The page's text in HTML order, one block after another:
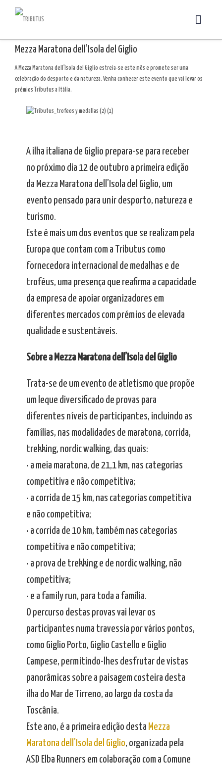
Mezza Maratona dell’Isola del Giglio
A Mezza Maratona dell’lsola del Giglio estreia-se este mês e promete ser uma
celebração do desporto e da natureza. Venha conhecer este evento que vai levar os
prémios Tributus a Itália.
A ilha italiana de Giglio prepara-se para receber
no próximo dia 12 de outubro a primeira edição
da Mezza Maratona dell’Isola del Giglio, um
evento pensado para unir desporto, natureza e
turismo.
Este é mais um dos eventos que se realizam pela
Europa que contam com a Tributus como
fornecedora internacional de medalhas e de
troféus, uma presença que reafirma a capacidade
da empresa de apoiar organizadores em
diferentes mercados com prémios de elevada
qualidade e sustentáveis.
Sobre a Mezza Maratona dell’Isola del Giglio
Trata-se de um evento de atletismo que propõe
um leque diversificado de provas para
diferentes níveis de participantes, incluindo as
famílias, nas modalidades de maratona, corrida,
trekking, nordic walking, das quais:
• a meia maratona, de 21,1 km, nas categorias
competitiva e não competitiva;
• a corrida de 15 km, nas categorias competitiva
e não competitiva;
• a corrida de 10 km, também nas categorias
competitiva e não competitiva;
• a prova de trekking e de nordic walking, não
competitiva;
• e a family run, para toda a família.
O percurso destas provas vai levar os
participantes numa travessia por vários pontos,
como Giglio Porto, Giglio Castello e Giglio
Campese, permitindo-lhes desfrutar de vistas
panorâmicas sobre a paisagem costeira desta
ilha do Mar de Tirreno, ao largo da costa da
Toscânia.
Este ano, é a primeira edição desta Mezza
Maratona dell’Isola del Giglio, organizada pela
ASD Elba Runners em colaboração com a Comune